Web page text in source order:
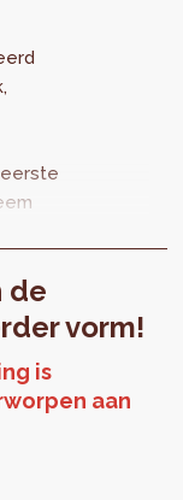
de
vorm!
is
aan